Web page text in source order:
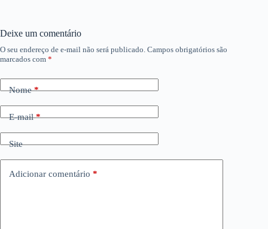
Deixe um comentário
O seu endereço de e-mail não será publicado. Campos obrigatórios são
marcados com *
Nome*
E-mail*
Site
Adicionar comentário *